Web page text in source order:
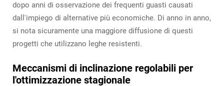
dopo anni di osservazione dei frequenti guasti causati
dall'impiego di alternative più economiche. Di anno in anno,
si nota sicuramente una maggiore diffusione di questi
progetti che utilizzano leghe resistenti.
Meccanismi di inclinazione regolabili per
l'ottimizzazione stagionale